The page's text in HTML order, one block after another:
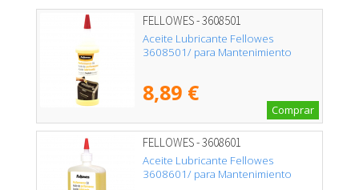
FELLOWES - 3608501
Aceite Lubricante Fellowes
3608501/ para Mantenimiento
8,89 €
Comprar
FELLOWES - 3608601
Aceite Lubricante Fellowes
3608601/ para Mantenimiento